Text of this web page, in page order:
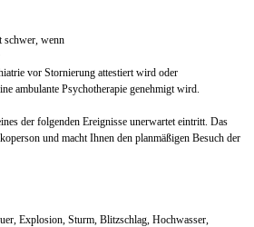
schwer, wenn
vor Stornierung attestiert wird oder
ambulante Psychotherapie genehmigt wird.
der folgenden Ereignisse unerwartet eintritt. Das
und macht Ihnen den planmäßigen Besuch der
Explosion, Sturm, Blitzschlag, Hochwasser,